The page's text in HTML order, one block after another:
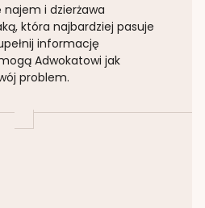
najem i dzierżawa
, która najbardziej pasuje
informację
Adwokatowi jak
problem.